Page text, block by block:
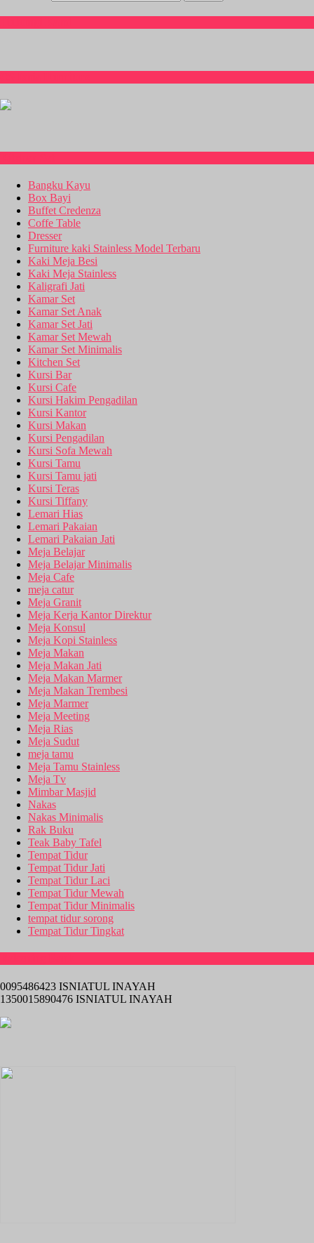
Bangku Kayu
Box Bayi
Buffet Credenza
Coffe Table
Dresser
Furniture kaki Stainless Model Terbaru
Kaki Meja Besi
Kaki Meja Stainless
Kaligrafi Jati
Kamar Set
Kamar Set Anak
Kamar Set Jati
Kamar Set Mewah
Kamar Set Minimalis
Kitchen Set
Kursi Bar
Kursi Cafe
Kursi Hakim Pengadilan
Kursi Kantor
Kursi Makan
Kursi Pengadilan
Kursi Sofa Mewah
Kursi Tamu
Kursi Tamu jati
Kursi Teras
Kursi Tiffany
Lemari Hias
Lemari Pakaian
Lemari Pakaian Jati
Meja Belajar
Meja Belajar Minimalis
Meja Cafe
meja catur
Meja Granit
Meja Kerja Kantor Direktur
Meja Konsul
Meja Kopi Stainless
Meja Makan
Meja Makan Jati
Meja Makan Marmer
Meja Makan Trembesi
Meja Marmer
Meja Meeting
Meja Rias
Meja Sudut
meja tamu
Meja Tamu Stainless
Meja Tv
Mimbar Masjid
Nakas
Nakas Minimalis
Rak Buku
Teak Baby Tafel
Tempat Tidur
Tempat Tidur Jati
Tempat Tidur Laci
Tempat Tidur Mewah
Tempat Tidur Minimalis
tempat tidur sorong
Tempat Tidur Tingkat
0095486423 ISNIATUL INAYAH
1350015890476 ISNIATUL INAYAH